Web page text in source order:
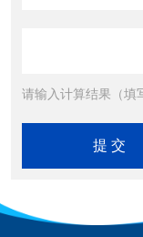
请输入计算结果（填